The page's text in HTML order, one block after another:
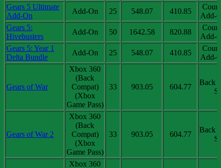
Gears 5 Ultimate
Add-On
Add-On 25 548.07 410.85
Add-
Gears 5:
Hivebusters
Add-On 50 1642.58 820.88
Add-
Gears 5: Year 1
Delta Bundle
Add-On 25 548.07 410.85
Add-
Gears of War
Xbox 360
(Back
Compat)
(Xbox
Game Pass)
33 903.05 604.77
Back
Gears of War 2
Xbox 360
(Back
Compat)
(Xbox
Game Pass)
33 903.05 604.77
Back
Xbox 360